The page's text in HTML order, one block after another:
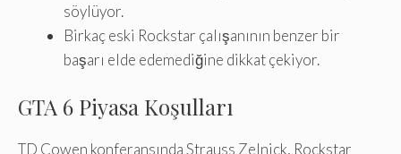
söylüyor.
Birkaç eski Rockstar çalışanının benzer bir
başarı elde edemediğine dikkat çekiyor.
GTA 6 Piyasa Koşulları
TD Cowen konferansında Strauss Zelnick, Rockstar